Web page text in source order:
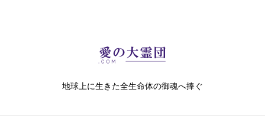
地球上に生きた全生命体の御魂へ捧ぐ